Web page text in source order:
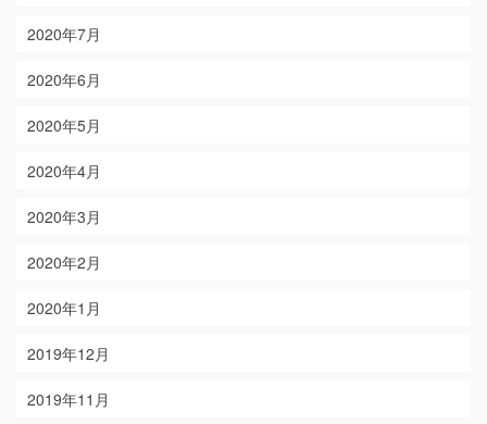
2020年7月
2020年6月
2020年5月
2020年4月
2020年3月
2020年2月
2020年1月
2019年12月
2019年11月